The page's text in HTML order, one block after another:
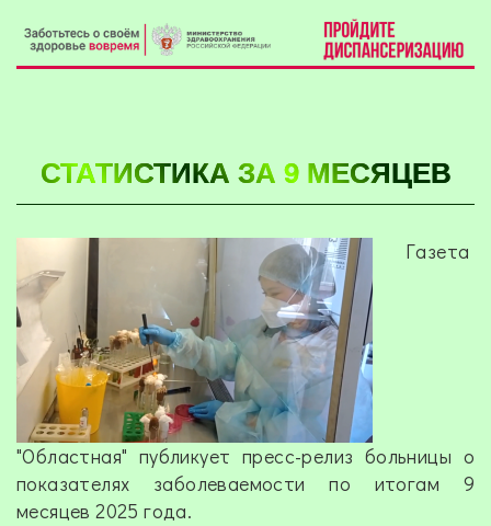
СТАТИСТИКА ЗА 9 МЕСЯЦЕВ
Газета
"Областная" публикует пресс-релиз больницы о
показателях заболеваемости по итогам 9
месяцев 2025 года.